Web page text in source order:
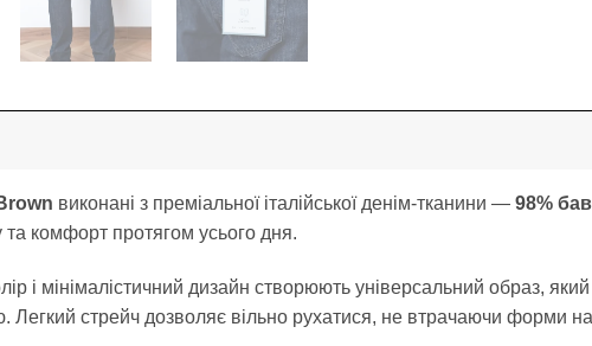
виконані з преміальної італійської денім-тканини — 98%
та комфорт протягом усього дня.
і мінімалістичний дизайн створюють універсальний образ,
Легкий стрейч дозволяє вільно рухатися, не втрачаючи форми